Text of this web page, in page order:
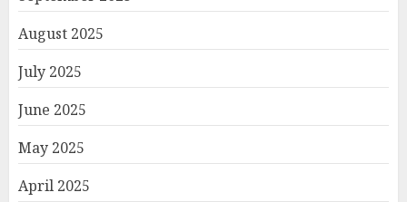
August 2025
July 2025
June 2025
May 2025
April 2025